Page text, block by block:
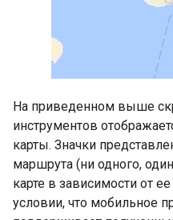
На приведенном выше
инструментов
карты. Значки
маршрута (ни одного,
карте в зависимости от
условии, что мобильное